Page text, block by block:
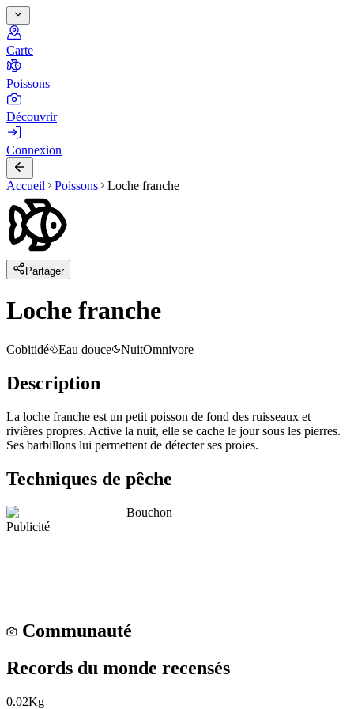
Carte
Poissons
Découvrir
Connexion
Accueil Poissons Loche franche
Partager
Loche franche
Cobitidé Eau douce NuitOmnivore
Description
La loche franche est un petit poisson de fond des ruisseaux et
rivières propres. Active la nuit, elle se cache le jour sous les pierres.
Ses barbillons lui permettent de détecter ses proies.
Techniques de pêche
Bouchon
Publicité
Communauté
Records du monde recensés
0.02Kg